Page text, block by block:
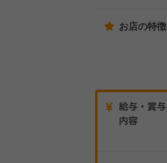
お店の特徴